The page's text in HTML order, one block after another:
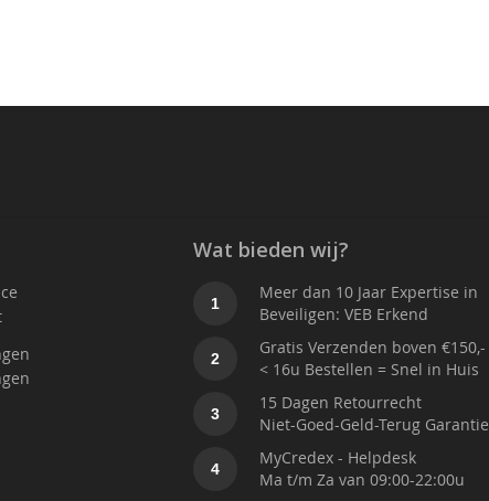
Wat bieden wij?
1
Meer dan 10 Jaar Expertise in
Beveiligen: VEB Erkend
2
Gratis Verzenden boven €150,-
< 16u Bestellen = Snel in Huis
3
15 Dagen Retourrecht
Niet-Goed-Geld-Terug Garantie
4
MyCredex - Helpdesk
Ma t/m Za van 09:00-22:00u